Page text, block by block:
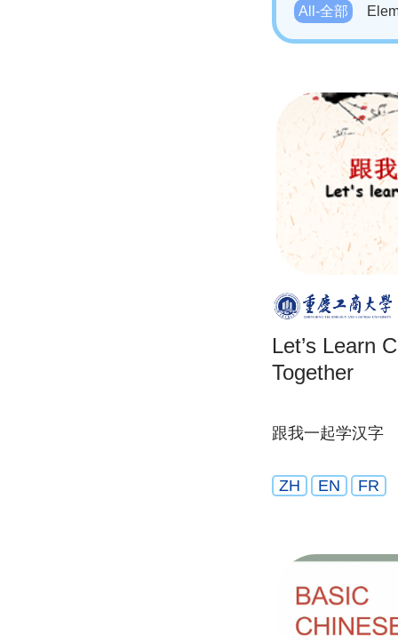
All-全部
Let’s Learn
Together
跟我一起学汉字
ZH EN FR